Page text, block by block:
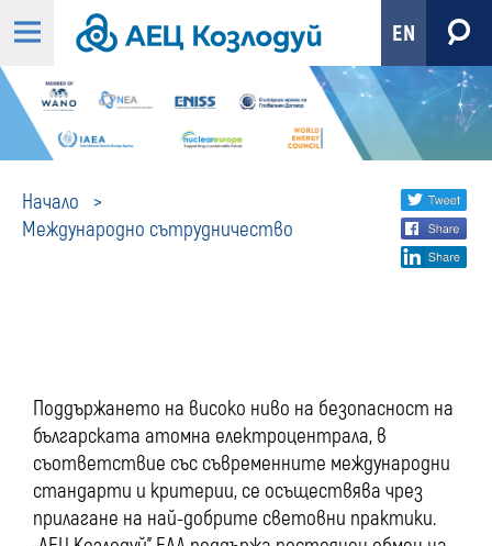
EN
Начало
Международно сътрудничествоМеждународно
Share
social
Поддържането на високо ниво на безопасност на
българската атомна електроцентрала, в
съответствие със съвременните международни
стандарти и критерии, се осъществява чрез
прилагане на най-добрите световни практики.